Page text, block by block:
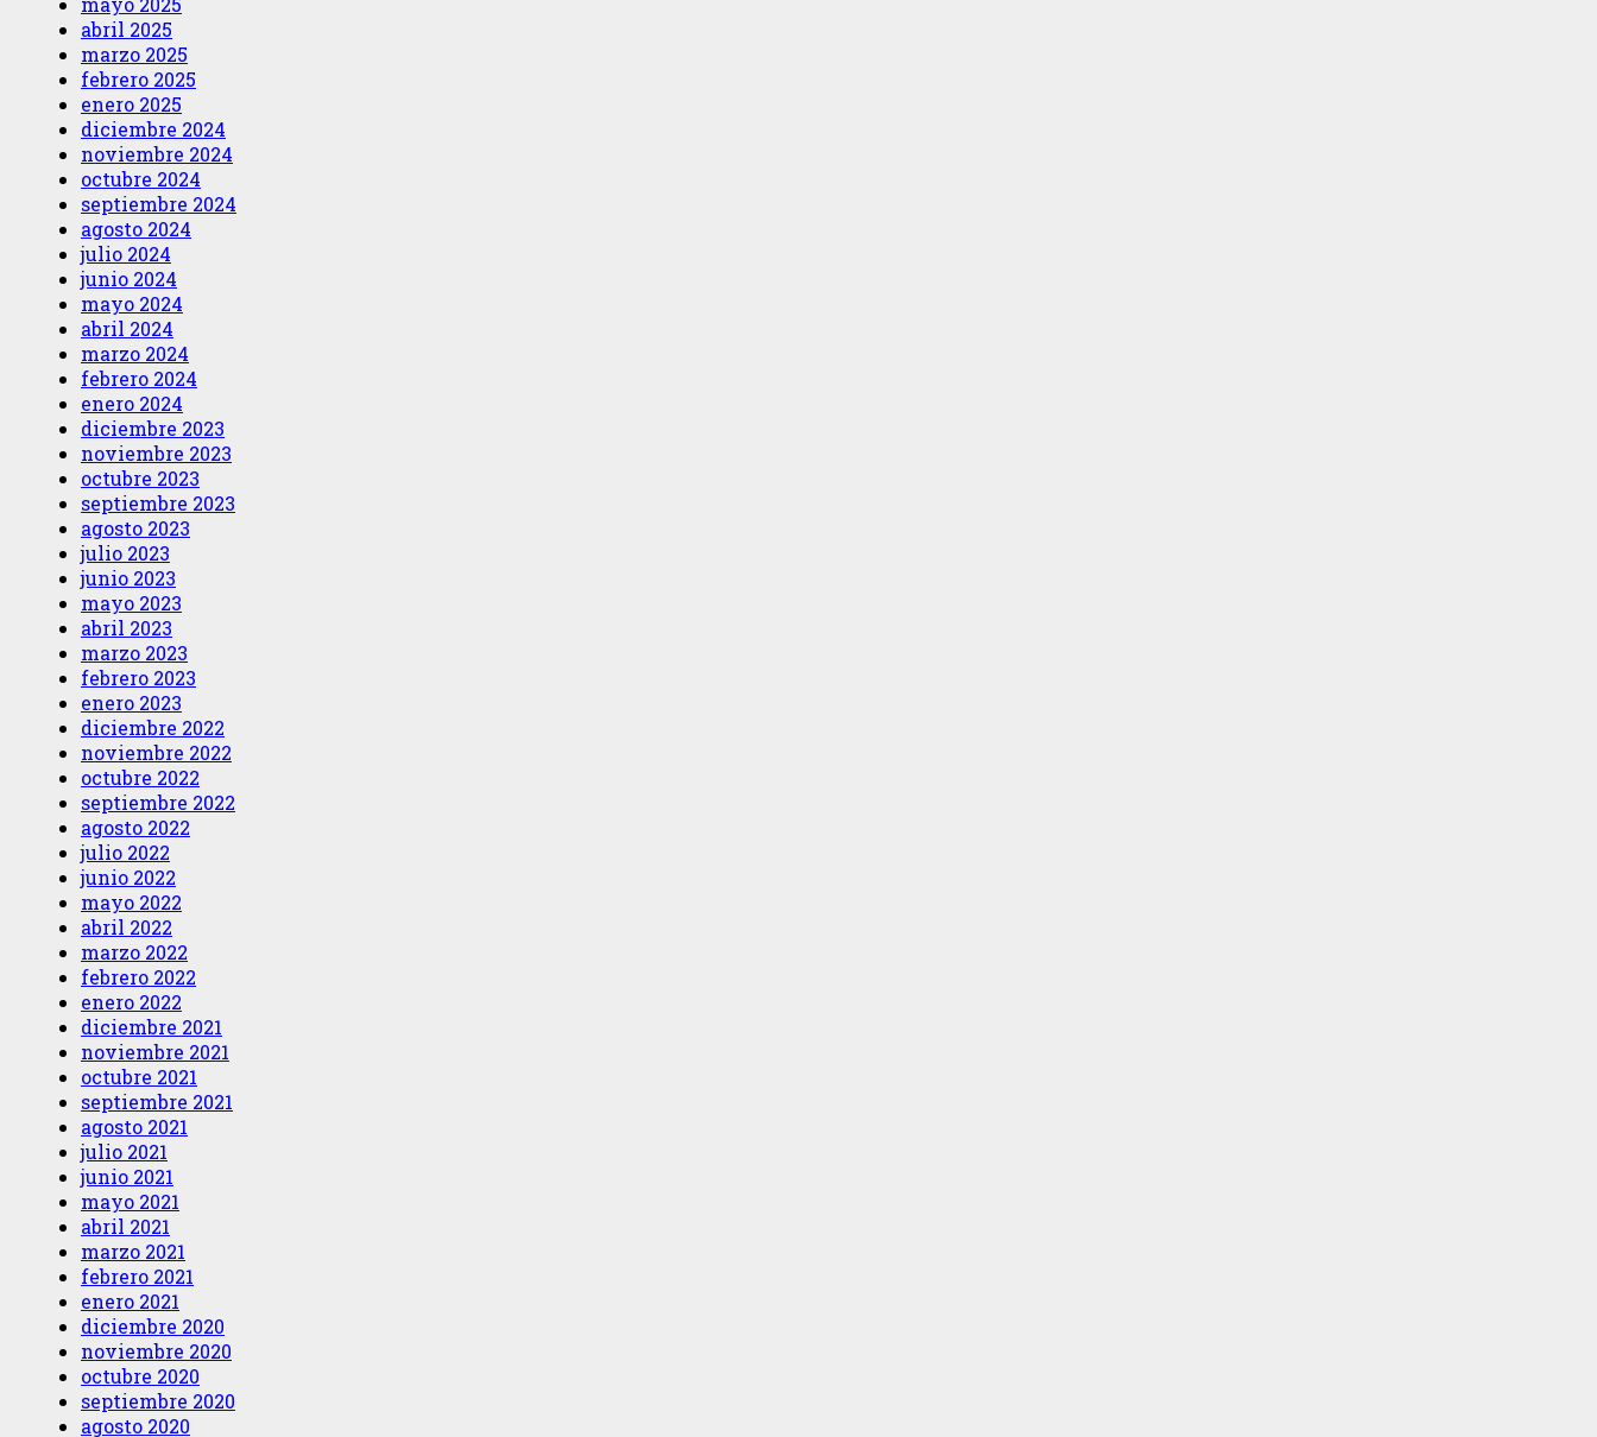
abril 2025
marzo 2025
febrero 2025
enero 2025
diciembre 2024
noviembre 2024
octubre 2024
septiembre 2024
agosto 2024
julio 2024
junio 2024
mayo 2024
abril 2024
marzo 2024
febrero 2024
enero 2024
diciembre 2023
noviembre 2023
octubre 2023
septiembre 2023
agosto 2023
julio 2023
junio 2023
mayo 2023
abril 2023
marzo 2023
febrero 2023
enero 2023
diciembre 2022
noviembre 2022
octubre 2022
septiembre 2022
agosto 2022
julio 2022
junio 2022
mayo 2022
abril 2022
marzo 2022
febrero 2022
enero 2022
diciembre 2021
noviembre 2021
octubre 2021
septiembre 2021
agosto 2021
julio 2021
junio 2021
mayo 2021
abril 2021
marzo 2021
febrero 2021
enero 2021
diciembre 2020
noviembre 2020
octubre 2020
septiembre 2020
agosto 2020